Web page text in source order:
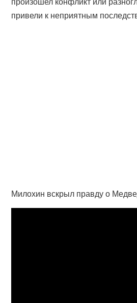
привели к неприятным
Милохин вскрыл правду о